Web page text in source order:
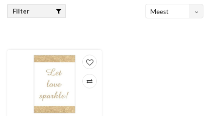
Filter
Meest